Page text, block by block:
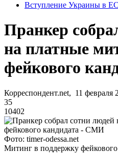
Вступление Украины в ЕС
Пранкер
на платные
фейкового
Корреспондент.net, 11 февраля
35
10402
Фото: timer-odessa.net
Митинг в поддержку фейкового